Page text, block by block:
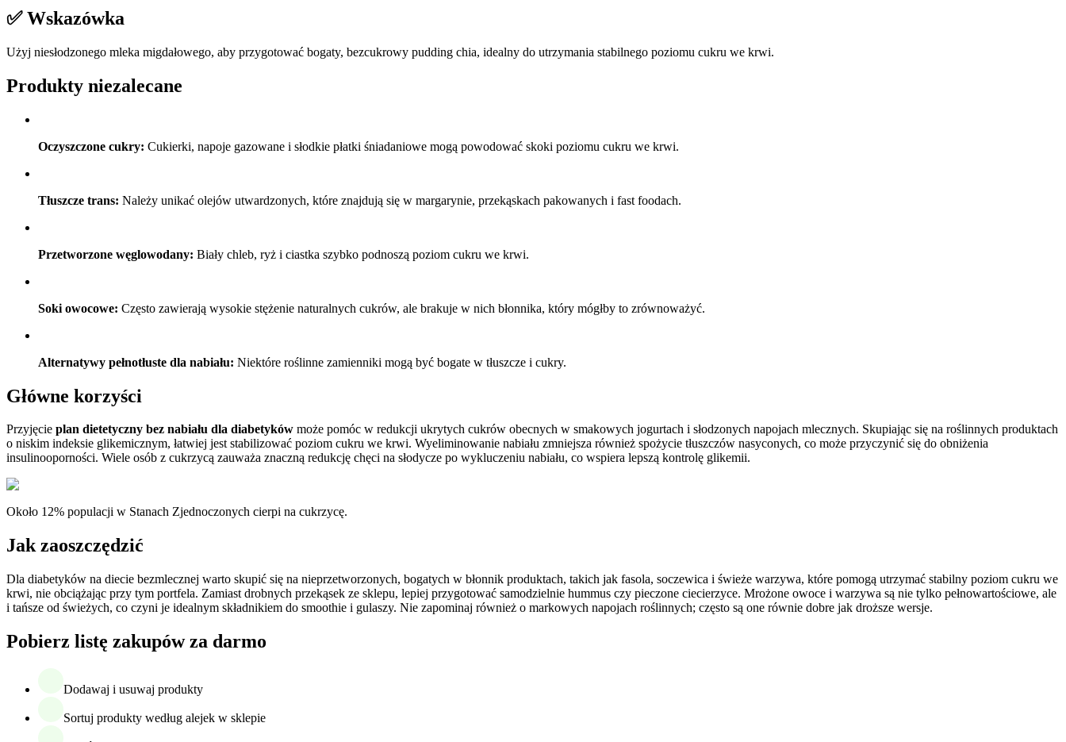
✅ Wskazówka
Użyj niesłodzonego mleka migdałowego, aby przygotować bogaty, bezcukrowy pudding chia, idealny do utrzymania stabilnego poziomu cukru we krwi.
Produkty niezalecane
Oczyszczone cukry: Cukierki, napoje gazowane i słodkie płatki śniadaniowe mogą powodować skoki poziomu cukru we krwi.
Tłuszcze trans: Należy unikać olejów utwardzonych, które znajdują się w margarynie, przekąskach pakowanych i fast foodach.
Przetworzone węglowodany: Biały chleb, ryż i ciastka szybko podnoszą poziom cukru we krwi.
Soki owocowe: Często zawierają wysokie stężenie naturalnych cukrów, ale brakuje w nich błonnika, który mógłby to zrównoważyć.
Alternatywy pełnotłuste dla nabiału: Niektóre roślinne zamienniki mogą być bogate w tłuszcze i cukry.
Główne korzyści
Przyjęcie plan dietetyczny bez nabiału dla diabetyków może pomóc w redukcji ukrytych cukrów obecnych w smakowych jogurtach i słodzonych napojach mlecznych. Skupiając się na roślinnych produktach
o niskim indeksie glikemicznym, łatwiej jest stabilizować poziom cukru we krwi. Wyeliminowanie nabiału zmniejsza również spożycie tłuszczów nasyconych, co może przyczynić się do obniżenia
insulinooporności. Wiele osób z cukrzycą zauważa znaczną redukcję chęci na słodycze po wykluczeniu nabiału, co wspiera lepszą kontrolę glikemii.
Około 12% populacji w Stanach Zjednoczonych cierpi na cukrzycę.
Jak zaoszczędzić
Dla diabetyków na diecie bezmlecznej warto skupić się na nieprzetworzonych, bogatych w błonnik produktach, takich jak fasola, soczewica i świeże warzywa, które pomogą utrzymać stabilny poziom cukru we
krwi, nie obciążając przy tym portfela. Zamiast drobnych przekąsek ze sklepu, lepiej przygotować samodzielnie hummus czy pieczone ciecierzyce. Mrożone owoce i warzywa są nie tylko pełnowartościowe, ale
i tańsze od świeżych, co czyni je idealnym składnikiem do smoothie i gulaszy. Nie zapominaj również o markowych napojach roślinnych; często są one równie dobre jak droższe wersje.
Pobierz listę zakupów za darmo
Dodawaj i usuwaj produkty
Sortuj produkty według alejek w sklepie